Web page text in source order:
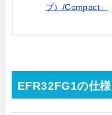
ブ）/Compact」
EFR32FG1の仕様